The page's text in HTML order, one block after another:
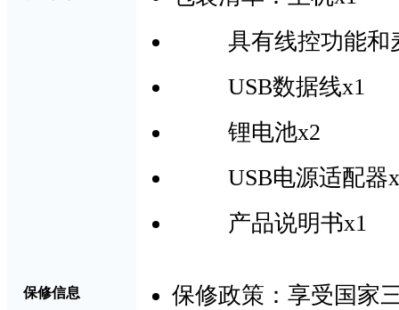
具有线控功能和
USB数据线x1
锂电池x2
USB电源适配器
产品说明书x1
保修信息
保修政策：享受国家